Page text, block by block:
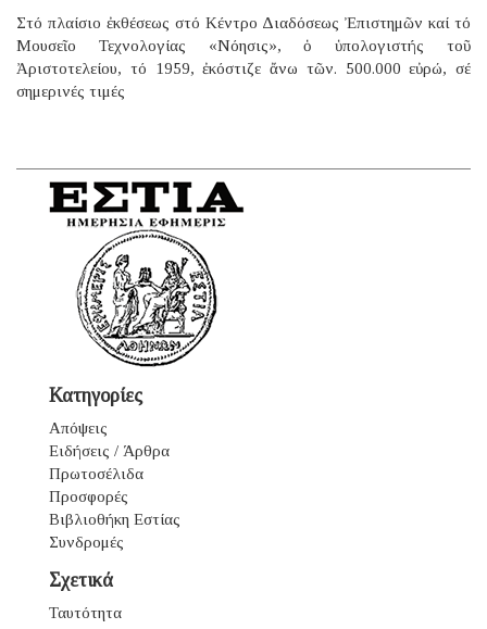
Στό πλαίσιο ἐκθέσεως στό Κέντρο Διαδόσεως Ἐπιστημῶν καί τό
Μουσεῖο Τεχνολογίας «Νόησις», ὁ ὑπολογιστής τοῦ
Ἀριστοτελείου, τό 1959, ἐκόστιζε ἄνω τῶν. 500.000 εὐρώ, σέ
σημερινές τιμές
Κατηγορίες
Απόψεις
Ειδήσεις / Άρθρα
Πρωτοσέλιδα
Προσφορές
Βιβλιοθήκη Εστίας
Συνδρομές
Σχετικά
Ταυτότητα